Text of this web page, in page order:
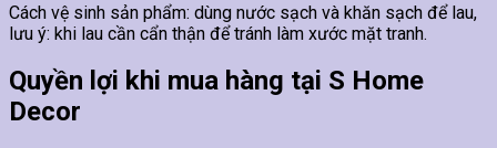
Cách vệ sinh sản phẩm: dùng nước sạch và khăn sạch để lau,
lưu ý: khi lau cần cẩn thận để tránh làm xước mặt tranh.
Quyền lợi khi mua hàng tại S Home
Decor